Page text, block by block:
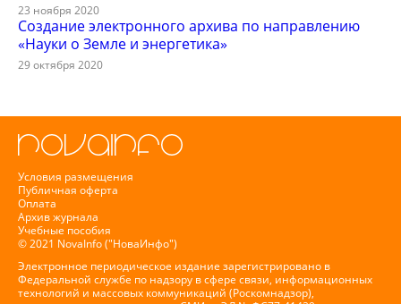
23 ноября 2020
Создание электронного архива по направлению
«Науки о Земле и энергетика»
29 октября 2020
Условия размещения
Публичная оферта
Оплата
Архив журнала
Учебные пособия
© 2021 NovaInfo ("НоваИнфо")
Электронное периодическое издание зарегистрировано в
Федеральной службе по надзору в сфере связи, информационных
технологий и массовых коммуникаций (Роскомнадзор),